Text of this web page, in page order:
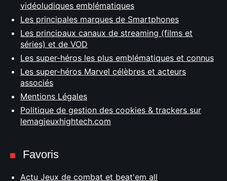
vidéoludiques emblématiques
Les principales marques de Smartphones
Les principaux canaux de streaming (films et
séries) et de VOD
Les super-héros les plus emblématiques et connus
Les super-héros Marvel célèbres et acteurs
associés
Mentions Légales
Politique de gestion des cookies & trackers sur
lemagjeuxhightech.com
Favoris
Actu Jeux de combat et beat'em all